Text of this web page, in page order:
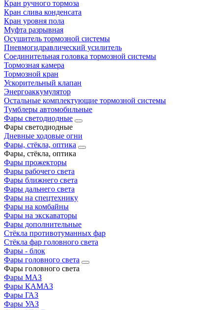
Кран ручного тормоза
Кран слива конденсата
Кран уровня пола
Муфта разрывная
Осушитель тормозной системы
Пневмогидравлический усилитель
Соединительная головка тормозной системы
Тормозная камера
Тормозной кран
Ускорительный клапан
Энергоаккумулятор
Остальные комплектующие тормозной системы
Тумблеры автомобильные
Фары светодиодные
Фары светодиодные
Дневные ходовые огни
Фары, стёкла, оптика
Фары, стёкла, оптика
Фары прожекторы
Фары рабочего света
Фары ближнего света
Фары дальнего света
Фары на спецтехнику
Фары на комбайны
Фары на экскаваторы
Фары дополнительные
Стёкла противотуманных фар
Стёкла фар головного света
Фары - блок
Фары головного света
Фары головного света
Фары МАЗ
Фары КАМАЗ
Фары ГАЗ
Фары УАЗ